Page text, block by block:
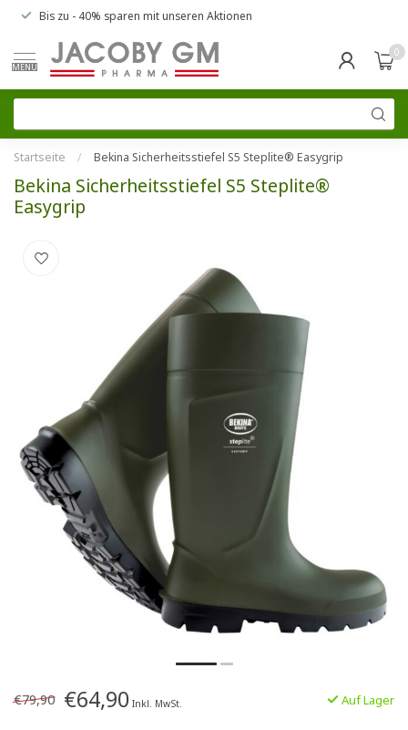
Bis zu - 40% sparen mit unseren Aktionen
MENU
0
Startseite / Bekina Sicherheitsstiefel S5 Steplite® Easygrip
Bekina Sicherheitsstiefel S5 Steplite®
Easygrip
€79,90 €64,90 Inkl. MwSt. Auf Lager